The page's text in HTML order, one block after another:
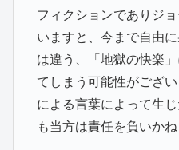
フィクションでありジ
いますと、今まで自由
は違う、「地獄の快楽
てしまう可能性がござ
による言葉によって生
も当方は責任を負いかね